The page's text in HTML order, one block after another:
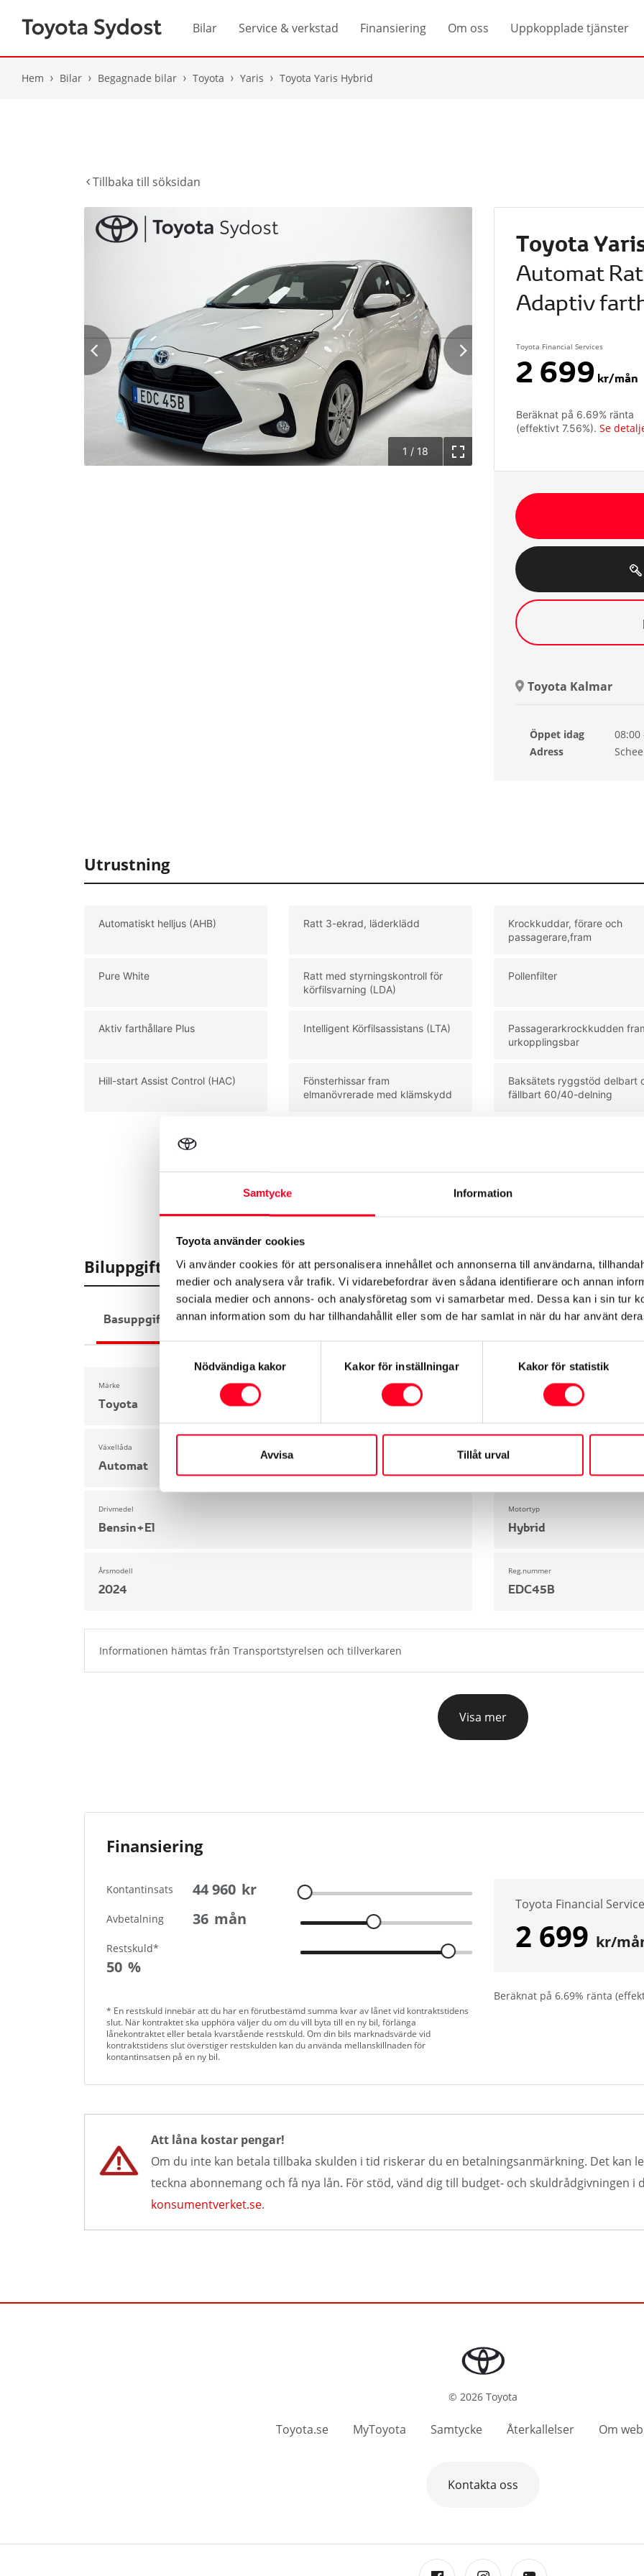
Samtycke Information
Toyota använder cookies
Vi använder cookies för att personalisera innehållet och annonserna till användarna,
medier och analysera vår trafik. Vi vidarebefordrar även sådana identifierare och annan
sociala medier och annons- och analysföretag som vi samarbetar med. Dessa kan i sin tur
annan information som du har tillhandahållit eller som de har samlat in när du har använt
Samtyckesval
Nödvändiga kakor
Kakor för inställningar Kakor för statistik
Avvisa Tillåt urval
Bilar Service & verkstad Finansiering Om oss Uppkopplade tjänster
Hem Bilar Begagnade bilar Toyota Yaris Toyota Yaris Hybrid
Tillbaka till söksidan
1 / 18
Toyota
Automat
Adaptiv
Toyota Financial Services
2 699 kr/mån
Beräknat på 6.69% ränta
(effektivt 7.56%). Se
Toyota Kalmar
Öppet idag
08:00
Adress
Utrustning
Automatiskt helljus (AHB) Ratt 3-ekrad, läderklädd
Krockkuddar, förare och
passagerare,fram
Pure White
Ratt med styrningskontroll för
körfilsvarning (LDA)
Pollenfilter
Aktiv farthållare Plus Intelligent Körfilsassistans (LTA)
Passagerarkrockkudden
urkopplingsbar
Hill-start Assist Control (HAC)
Fönsterhissar fram
elmanövrerade med klämskydd
Baksätets ryggstöd delbart
fällbart 60/40-delning
Biluppgifter
Basuppgifter Funktioner Interiör Exteriör Säkerhet Motor & Prestanda Dimensioner &
Märke
Toyota
Växellåda
Automat
Drivmedel
Bensin+El
Motortyp
Hybrid
Årsmodell
2024
Reg.nummer
EDC45B
Informationen hämtas från Transportstyrelsen och tillverkaren
Visa mer
Finansiering
Kontantinsats 44 960 kr
Avbetalning 36 mån
Restskuld*
50 %
Toyota Financial
2 699 kr/
Beräknat på 6.69% ränta
* En restskuld innebär att du har en förutbestämd summa kvar av lånet vid kontraktstidens
slut. När kontraktet ska upphöra väljer du om du vill byta till en ny bil, förlänga
lånekontraktet eller betala kvarstående restskuld. Om din bils marknadsvärde vid
kontraktstidens slut överstiger restskulden kan du använda mellanskillnaden för
kontantinsatsen på en ny bil.
Att låna kostar pengar!
Om du inte kan betala tillbaka skulden i tid riskerar du en betalningsanmärkning. Det kan
teckna abonnemang och få nya lån. För stöd, vänd dig till budget- och skuldrådgivningen
konsumentverket.se.
© 2026 Toyota
Toyota.se MyToyota Samtycke Återkallelser Om
Kontakta oss